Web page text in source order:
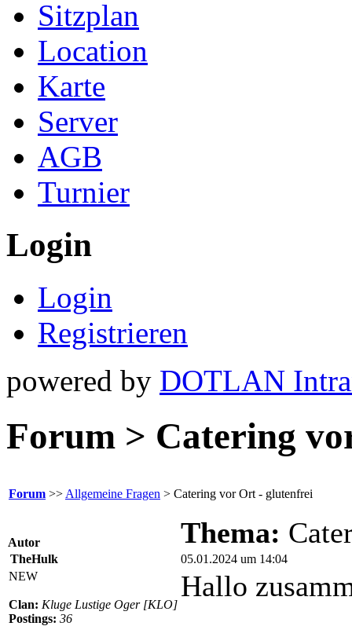
Sitzplan
Location
Karte
Server
AGB
Turnier
Login
Login
Registrieren
powered by DOTLAN
Forum > Catering
Forum >> Allgemeine Fragen > Catering vor Ort - glutenfrei
Autor Thema:
TheHulk
05.01.2024 um 14:04
NEW
Clan: Kluge Lustige Oger [KLO]
Postings: 36
Hallo